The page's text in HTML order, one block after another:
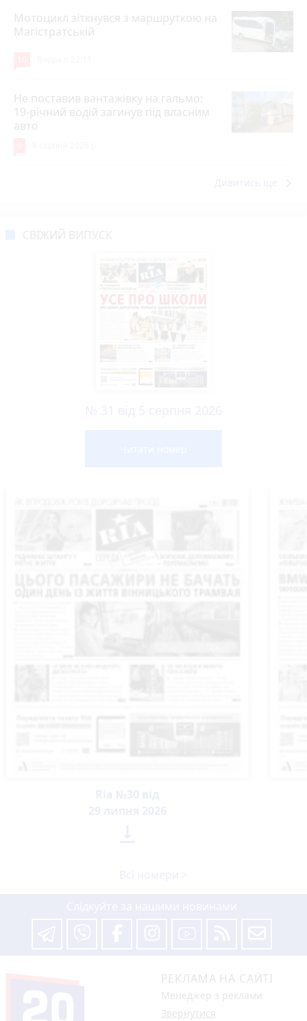
Мотоцикл зіткнувся з маршруткою на
Магістратській
Не поставив вантажівку на гальмо:
19-річний водій загинув під власним
авто
РЕКЛАМА НА САЙТІ
Менеджер з реклами
Звернутися